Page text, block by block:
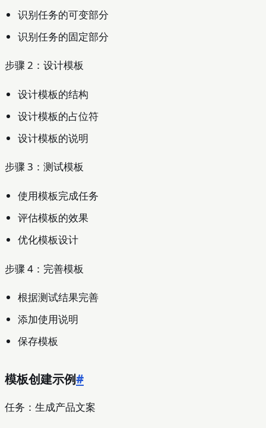
识别任务的可变部分
识别任务的固定部分
步骤 2：设计模板
设计模板的结构
设计模板的占位符
设计模板的说明
步骤 3：测试模板
使用模板完成任务
评估模板的效果
优化模板设计
步骤 4：完善模板
根据测试结果完善
添加使用说明
保存模板
模板创建示例#
任务：生成产品文案